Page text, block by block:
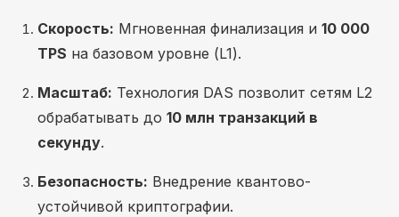
Скорость: Мгновенная финализация и 10 000
TPS на базовом уровне (L1).
Масштаб: Технология DAS позволит сетям L2
обрабатывать до 10 млн транзакций в
секунду.
Безопасность: Внедрение квантово-
устойчивой криптографии.